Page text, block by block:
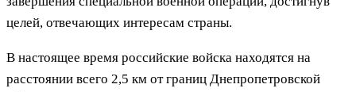
целей, отвечающих интересам страны.
В настоящее время российские войска находятся на
расстоянии всего 2,5 км от границ Днепропетровской